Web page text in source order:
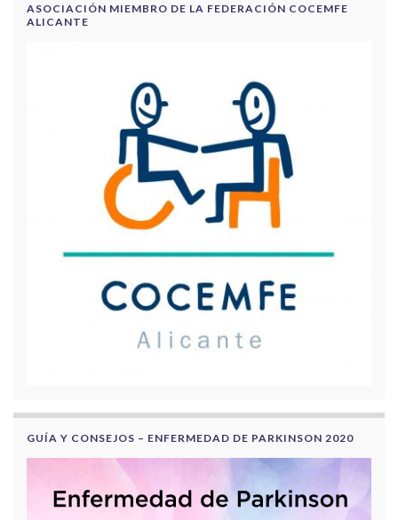
ASOCIACIÓN MIEMBRO DE LA FEDERACIÓN COCEMFE
ALICANTE
GUÍA Y CONSEJOS – ENFERMEDAD DE PARKINSON 2020